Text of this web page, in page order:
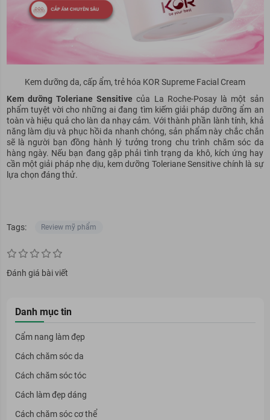
Kem dưỡng da, cấp ẩm, trẻ hóa KOR Supreme Facial Cream
Kem dưỡng Toleriane Sensitive của La Roche-Posay là một sản
phẩm tuyệt vời cho những ai đang tìm kiếm giải phápdưỡng ẩm an
toàn và hiệu quả cho làn da nhạy cảm. Với thành phần lành tính, khả
năng làm dịu và phục hồi da nhanh chóng, sản phẩm này chắc chắn
sẽ là người bạn đồng hành lý tưởng trong chu trình chăm sóc da
hàng ngày. Nếu bạn đang gặp phải tình trạng da khô, kích ứng hay
cần một giải pháp nhẹ dịu, kem dưỡng Toleriane Sensitive chính là sự
lựa chọn đáng thử.
Tags: Review mỹ phẩm
Đánh giá bài viết
Danh mục tin
Cẩm nang làm đẹp
Cách chăm sóc da
Cách chăm sóc tóc
Cách làm đẹp dáng
Cách chăm sóc cơ thể